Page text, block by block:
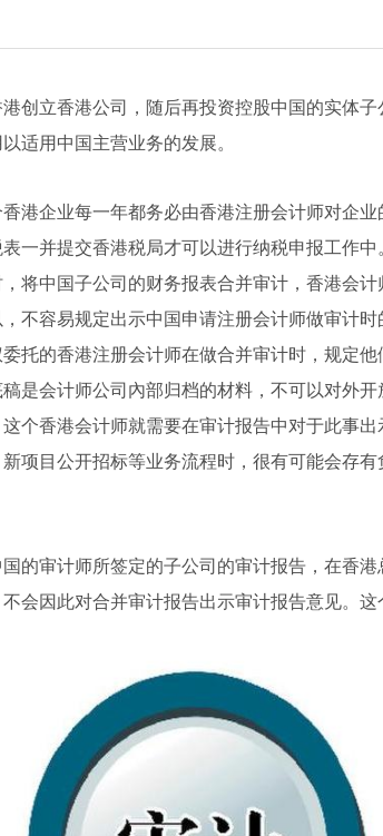
创立香港公司，随后再投资控股中国的实体
适用中国主营业务的发展。
港企业每一年都务必由香港注册会计师对企
一并提交香港税局才可以进行纳税申报工作
将中国子公司的财务报表合并审计，香港会
不容易规定出示中国申请注册会计师做审计
托的香港注册会计师在做合并审计时，规定
是会计师公司內部归档的材料，不可以对外
个香港会计师就需要在审计报告中对于此事
项目公开招标等业务流程时，很有可能会存
的审计师所签定的子公司的审计报告，在香
会因此对合并审计报告出示审计报告意见。这